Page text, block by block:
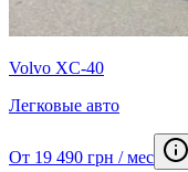
Volvo XC-40
Легковые авто
От 19 490 грн / мес